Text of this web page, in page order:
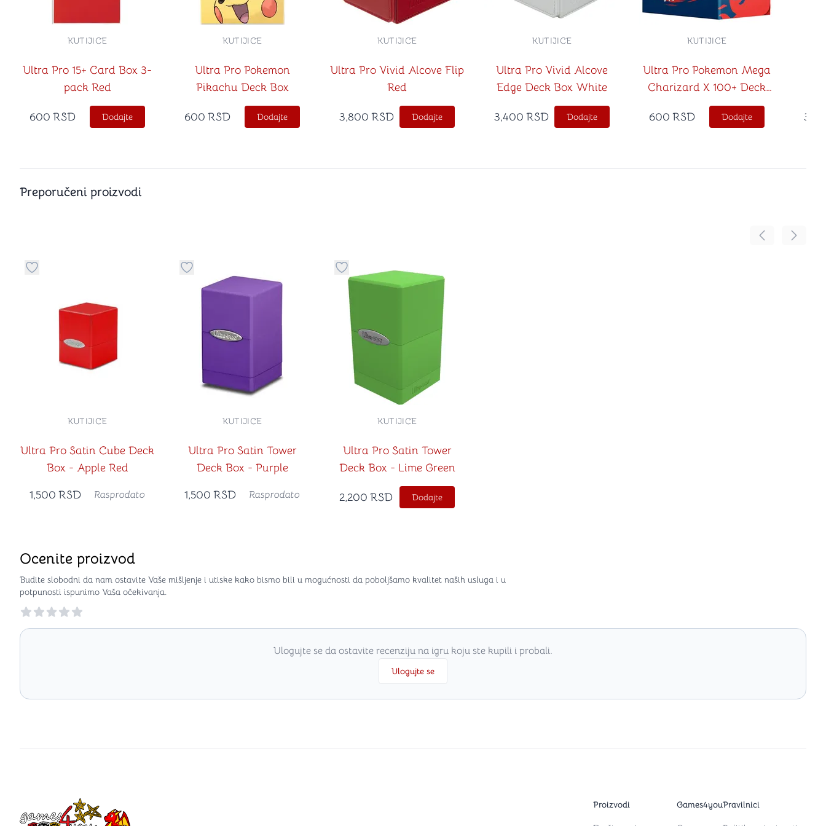
Ultra Pro 15+ Card Box 3-
pack Red
KUTIJICE
600 RSD Dodajte
Ultra Pro Pokemon
Pikachu Deck Box
KUTIJICE
600 RSD Dodajte
Ultra Pro Vivid Alcove Flip
Red
KUTIJICE
3,800 RSD Dodajte
Ultra Pro Vivid Alcove
Edge Deck Box White
KUTIJICE
3,400 RSD Dodajte
Ultra Pro Pokemon Mega
Charizard X 100+ Deck
Box
KUTIJICE
600 RSD Dodajte
Preporučeni proizvodi
Pomeranje
Dugme za dodavanje stvari u kategoriju omiljeno
Ultra Pro Satin Cube Deck
Box - Apple Red
KUTIJICE
1,500 RSD Rasprodato
Dugme za dodavanje stvari u kategoriju omiljeno
Ultra Pro Satin Tower
Deck Box - Purple
KUTIJICE
1,500 RSD Rasprodato
Dugme za dodavanje stvari u kategoriju omiljeno
Ultra Pro Satin Tower
Deck Box - Lime Green
KUTIJICE
2,200 RSD Dodajte
Ocenite proizvod
Budite slobodni da nam ostavite Vaše mišljenje i utiske kako bismo bili u mogućnosti da poboljšamo kvalitet naših usluga i u
potpunosti ispunimo Vaša očekivanja.
Reviews
Ulogujte se da ostavite recenziju na igru koju ste kupili i probali.
Ulogujte se
Games4you logo Proizvodi Games4youPravilnici